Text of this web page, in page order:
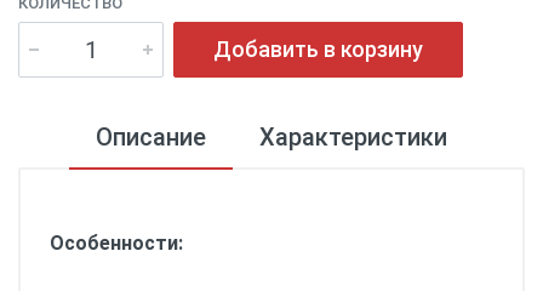
Добавить в корзину
Описание Характеристики
Особенности: